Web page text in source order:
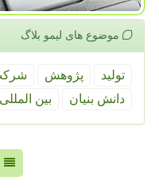
موضوع های لیمو بلاگ
تولید پژوهش
دانش بنیان
بین المللی